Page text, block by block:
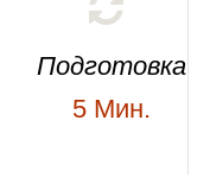
Подготовка
5 Мин.